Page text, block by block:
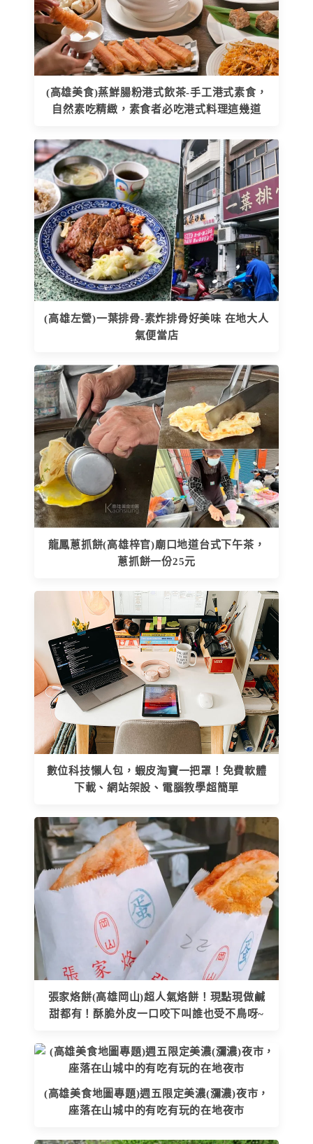
(高雄美食)蒸鮮腸粉港式飲茶-手工港式素食，
自然素吃精緻，素食者必吃港式料理這幾道
(高雄左營)一葉排骨-素炸排骨好美味 在地大人
氣便當店
龍鳳蔥抓餅(高雄梓官)廟口地道台式下午茶，
蔥抓餅一份25元
數位科技懶人包，蝦皮淘寶一把罩！免費軟體
下載、網站架設、電腦教學超簡單
張家烙餅(高雄岡山)超人氣烙餅！現點現做鹹
甜都有！酥脆外皮一口咬下叫誰也受不鳥呀~
(高雄美食地圖專題)週五限定美濃(瀰濃)夜市，
座落在山城中的有吃有玩的在地夜市